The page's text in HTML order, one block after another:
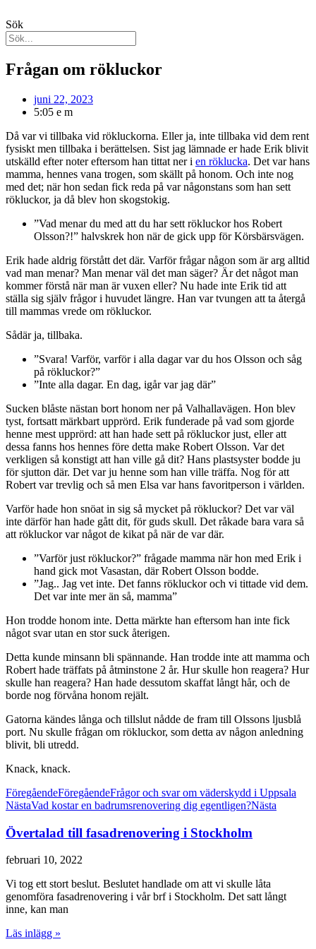
till
innehåll
Sök
Frågan om rökluckor
juni 22, 2023
5:05 e m
Då var vi tillbaka vid rökluckorna. Eller ja, inte tillbaka vid dem rent
fysiskt men tillbaka i berättelsen. Sist jag lämnade er hade Erik blivit
utskälld efter noter eftersom han tittat ner i en röklucka. Det var hans
mamma, hennes vana trogen, som skällt på honom. Och inte nog
med det; när hon sedan fick reda på var någonstans som han sett
rökluckor, ja då blev hon skogstokig.
”Vad menar du med att du har sett rökluckor hos Robert
Olsson?!” halvskrek hon när de gick upp för Körsbärsvägen.
Erik hade aldrig förstått det där. Varför frågar någon som är arg alltid
vad man menar? Man menar väl det man säger? Är det något man
kommer förstå när man är vuxen eller? Nu hade inte Erik tid att
ställa sig själv frågor i huvudet längre. Han var tvungen att ta återgå
till mammas vrede om rökluckor.
Sådär ja, tillbaka.
”Svara! Varför, varför i alla dagar var du hos Olsson och såg
på rökluckor?”
”Inte alla dagar. En dag, igår var jag där”
Sucken blåste nästan bort honom ner på Valhallavägen. Hon blev
tyst, fortsatt märkbart upprörd. Erik funderade på vad som gjorde
henne mest upprörd: att han hade sett på rökluckor just, eller att
dessa fanns hos hennes före detta make Robert Olsson. Var det
verkligen så konstigt att han ville gå dit? Hans plastsyster bodde ju
för sjutton där. Det var ju henne som han ville träffa. Nog för att
Robert var trevlig och så men Elsa var hans favoritperson i världen.
Varför hade hon snöat in sig så mycket på rökluckor? Det var väl
inte därför han hade gått dit, för guds skull. Det råkade bara vara så
att rökluckor var något de kikat på när de var där.
”Varför just rökluckor?” frågade mamma när hon med Erik i
hand gick mot Vasastan, där Robert Olsson bodde.
”Jag.. Jag vet inte. Det fanns rökluckor och vi tittade vid dem.
Det var inte mer än så, mamma”
Hon trodde honom inte. Detta märkte han eftersom han inte fick
något svar utan en stor suck återigen.
Detta kunde minsann bli spännande. Han trodde inte att mamma och
Robert hade träffats på åtminstone 2 år. Hur skulle hon reagera? Hur
skulle han reagera? Han hade dessutom skaffat långt hår, och de
borde nog förvåna honom rejält.
Gatorna kändes långa och tillslut nådde de fram till Olssons ljusblå
port. Nu skulle frågan om rökluckor, som detta av någon anledning
blivit, bli utredd.
Knack, knack.
FöregåendeFöregåendeFrågor och svar om väderskydd i Uppsala
NästaVad kostar en badrumsrenovering dig egentligen?Nästa
Övertalad till fasadrenovering i Stockholm
februari 10, 2022
Vi tog ett stort beslut. Beslutet handlade om att vi skulle låta
genomföra fasadrenovering i vår brf i Stockholm. Det satt långt
inne, kan man
Läs inlägg »